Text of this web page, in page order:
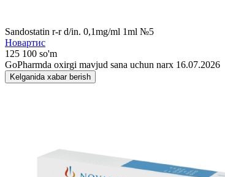
Sandostatin r-r d/in. 0,1mg/ml 1ml №5
Новартис
125 100 so'm
GoPharmda oxirgi mavjud sana uchun narx 16.07.2026
Kelganida xabar berish